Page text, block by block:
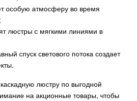
особую атмосферу во время
люстры с мягкими линиями в
спуск светового потока создает
люстру по выгодной
на акционные товары, чтобы